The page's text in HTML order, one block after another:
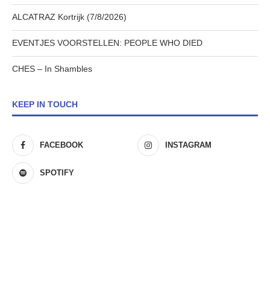
ALCATRAZ Kortrijk (7/8/2026)
EVENTJES VOORSTELLEN: PEOPLE WHO DIED
CHES – In Shambles
KEEP IN TOUCH
FACEBOOK INSTAGRAM
SPOTIFY